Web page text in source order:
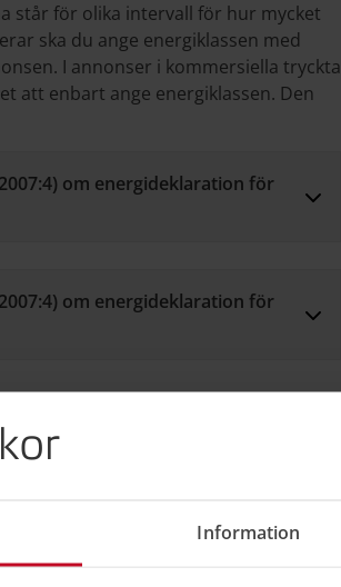
Information
står för olika intervall för hur mycket
ska du ange energiklassen med
I annonser i kommersiella tryckta
att enbart ange energiklassen. Den
om energideklaration för
om energideklaration för